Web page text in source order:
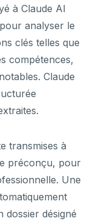
à Claude AI
analyser le
clés telles que
compétences,
Claude
transmises à
préconçu, pour
Une
désigné